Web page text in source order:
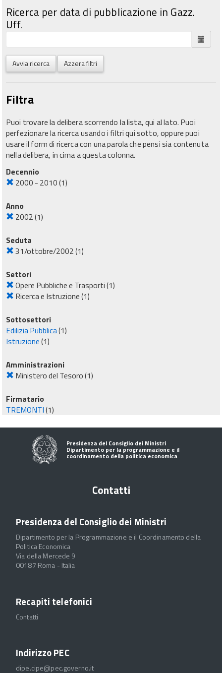
Ricerca per data di pubblicazione in Gazz.
Uff.
Avvia ricerca Azzera filtri
Filtra
Puoi trovare la delibera scorrendo la lista, qui al lato. Puoi
perfezionare la ricerca usando i filtri qui sotto, oppure puoi
usare il form di ricerca con una parola che pensi sia contenuta
nella delibera, in cima a questa colonna.
Decennio
2000 - 2010(1)
Anno
2002(1)
Seduta
31/ottobre/2002(1)
Settori
Opere Pubbliche e Trasporti(1)
Ricerca e Istruzione(1)
Sottosettori
Edilizia Pubblica(1)
Istruzione(1)
Amministrazioni
Ministero del Tesoro(1)
Firmatario
TREMONTI(1)
Presidenza del Consiglio dei Ministri
Dipartimento per la programmazione e il
coordinamento della politica economica
Contatti
Presidenza del Consiglio dei Ministri
Dipartimento per la Programmazione e il Coordinamento della
Politica Economica
Via della Mercede 9
00187 Roma - Italia
Recapiti telefonici
Contatti
Indirizzo PEC
dipe.cipe@pec.governo.it